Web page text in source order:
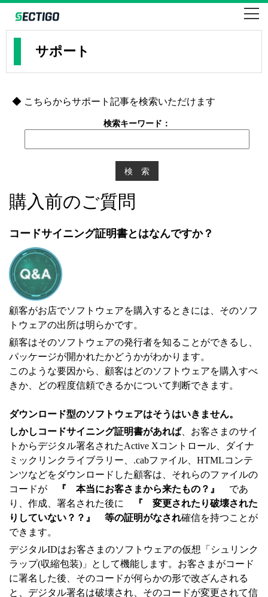
SSLならセクティゴ・コモドのEV・企業・ドメイン認証
サポート
◆ こちらからサポート記事を検索いただけます
検索キーワード：
購入前のご質問
コードサイニング証明書とはなんですか？
顧客がお店でソフトウェアを購入するときには、そのソフ
トウェアの出所は明らかです。
顧客はそのソフトウェアの発行者を知ることができるし、
パッケージが開かれたかどうかがわかります。
このような要因から、顧客はどのソフトウェアを購入すべ
きか、どの程度信頼できるかについて判断できます。
ダウンロード型のソフトウェアはそうはいきません。
しかしコードサイニング証明書があれば、お客さまのサイ
トからデジタル署名されたActive Xコントロール、ダイナ
ミックリンクライブラリー、.cabファイル、HTMLコンテ
ンツなどをダウンロードした顧客は、それらのファイルの
コードが
『 本当にお客さまから来たもの？』 であ
り、作成、署名された後に
『 変更されたり破壊された
りしていない？？』 等の証明がなされ確信を持つことが
できます。
デジタルIDはお客さまのソフトウェアの仮想「シュリンク
ラップ(収縮包装)」として機能します。お客さまがコード
に署名した後、そのコードが何らかの形で改ざんされる
と、デジタル署名は破壊され、そのコードが変更されて信